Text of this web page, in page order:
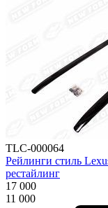
TLC-000064
Рейлинги стиль
рестайлинг
17 000
11 000